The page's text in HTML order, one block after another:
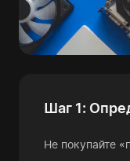
Шаг 1:
Не покупайте